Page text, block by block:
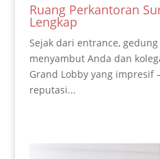
Ruang Perkantoran
Lengkap
Sejak dari entrance,
menyambut Anda dan
Grand Lobby yang impresif
reputasi...